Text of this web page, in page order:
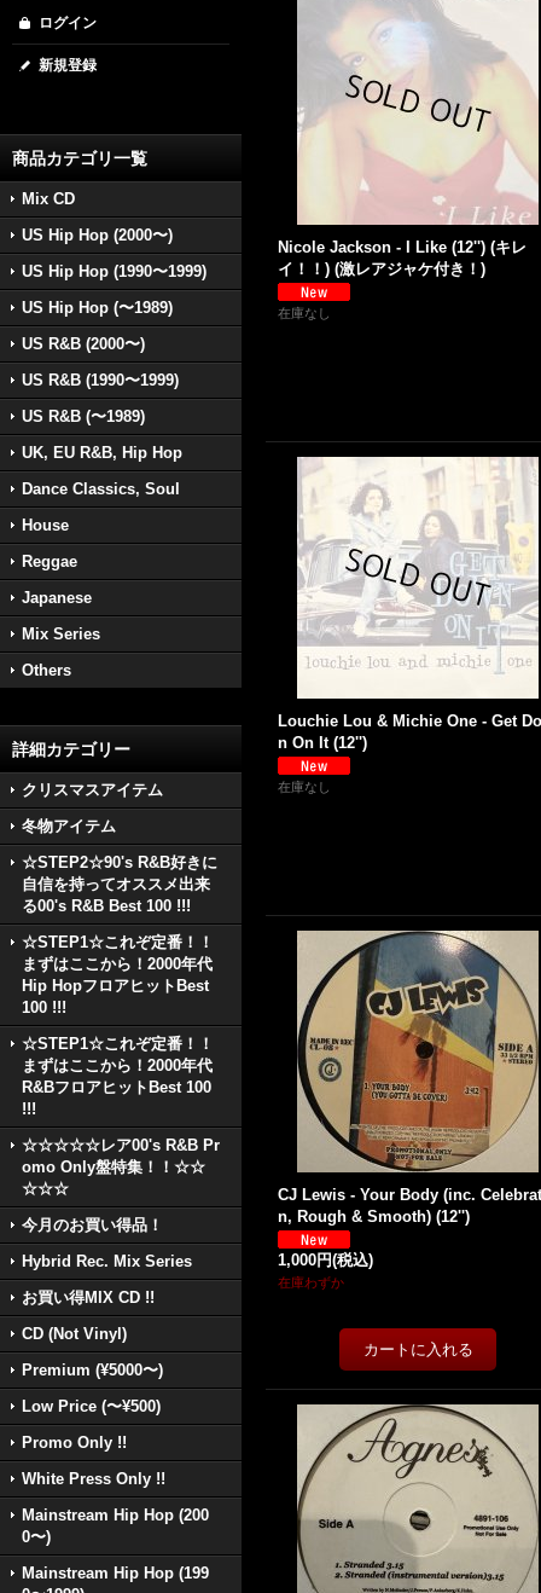
ログイン
新規登録
商品カテゴリ一覧
Mix CD
US Hip Hop (2000〜)
US Hip Hop (1990〜1999)
US Hip Hop (〜1989)
US R&B (2000〜)
US R&B (1990〜1999)
US R&B (〜1989)
UK, EU R&B, Hip Hop
Dance Classics, Soul
House
Reggae
Japanese
Mix Series
Others
詳細カテゴリー
クリスマスアイテム
冬物アイテム
☆STEP2☆90's R&B好きに
自信を持ってオススメ出来
る00's R&B Best 100 !!!
☆STEP1☆これぞ定番！！
まずはここから！2000年代
Hip HopフロアヒットBest
100 !!!
☆STEP1☆これぞ定番！！
まずはここから！2000年代
R&BフロアヒットBest 100
!!!
☆☆☆☆☆レア00's R&B Pr
omo Only盤特集！！☆☆
☆☆☆
今月のお買い得品！
Hybrid Rec. Mix Series
お買い得MIX CD !!
CD (Not Vinyl)
Premium (¥5000〜)
Low Price (〜¥500)
Promo Only !!
White Press Only !!
Mainstream Hip Hop (200
0〜)
Mainstream Hip Hop (199
Nicole Jackson - I Like (12'') (キレ
イ！！) (激レアジャケ付き！)
在庫なし
Louchie Lou & Michie One - Get
n On It (12'')
在庫なし
CJ Lewis - Your Body (inc.
n, Rough & Smooth) (12'')
1,000円(税込)
在庫わずか